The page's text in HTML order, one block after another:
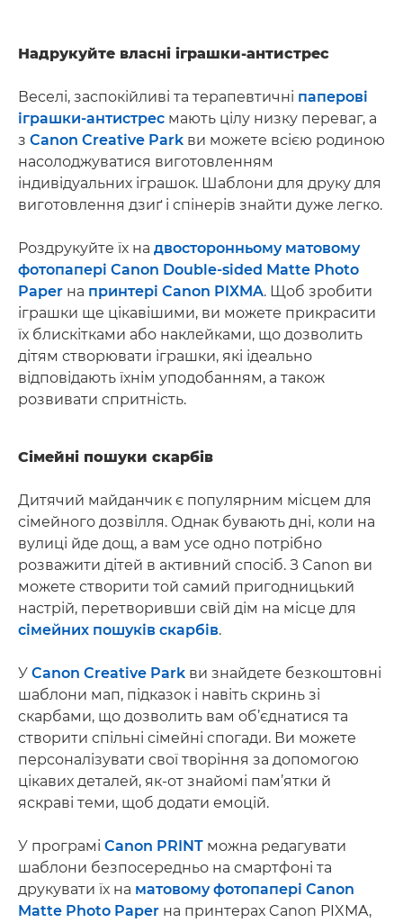
Надрукуйте власні іграшки-антистрес
Веселі, заспокійливі та терапевтичні паперові
іграшки-антистрес мають цілу низку переваг, а
з Canon Creative Park ви можете всією родиною
насолоджуватися виготовленням
індивідуальних іграшок. Шаблони для друку для
виготовлення дзиґ і спінерів знайти дуже легко.
Роздрукуйте їх на двосторонньому матовому
фотопапері Canon Double-sided Matte Photo
Paper на принтері Canon PIXMA. Щоб зробити
іграшки ще цікавішими, ви можете прикрасити
їх блискітками або наклейками, що дозволить
дітям створювати іграшки, які ідеально
відповідають їхнім уподобанням, а також
розвивати спритність.
Сімейні пошуки скарбів
Дитячий майданчик є популярним місцем для
сімейного дозвілля. Однак бувають дні, коли на
вулиці йде дощ, а вам усе одно потрібно
розважити дітей в активний спосіб. З Canon ви
можете створити той самий пригодницький
настрій, перетворивши свій дім на місце для
сімейних пошуків скарбів.
У Canon Creative Park ви знайдете безкоштовні
шаблони мап, підказок і навіть скринь зі
скарбами, що дозволить вам об’єднатися та
створити спільні сімейні спогади. Ви можете
персоналізувати свої творіння за допомогою
цікавих деталей, як-от знайомі пам’ятки й
яскраві теми, щоб додати емоцій.
У програмі Canon PRINT можна редагувати
шаблони безпосередньо на смартфоні та
друкувати їх на матовому фотопапері Canon
Matte Photo Paper на принтерах Canon PIXMA,